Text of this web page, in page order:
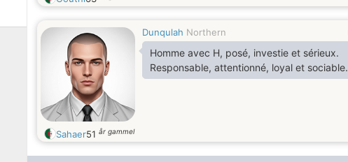
Dunqulah Northern
Homme avec H, posé, investie et sérieux.
Responsable, attentionné, loyal et sociable.
Sahaer51 år gammel